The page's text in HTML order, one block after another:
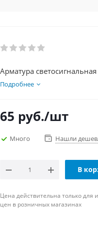
Подробнее
65 руб./шт
Много Нашли
В
Цена действительна только для
цен в розничных магазинах